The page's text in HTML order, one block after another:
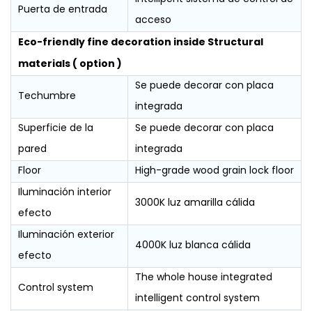
Puerta de entrada
acceso
Eco-friendly fine decoration inside Structural
materials ( option )
Techumbre
Se puede decorar con placa
integrada
Superficie de la
pared
Se puede decorar con placa
integrada
Floor
High-grade wood grain lock floor
Iluminación interior
efecto
3000K luz amarilla cálida
Iluminación exterior
efecto
4000K luz blanca cálida
Control system
The whole house integrated
intelligent control system